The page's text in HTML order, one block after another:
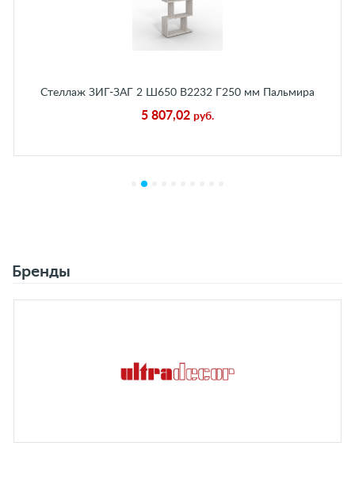
Стеллаж ЗИГ-ЗАГ 2 Ш650 В2232 Г250 мм Пальмира
5 807,02 руб.
Бренды